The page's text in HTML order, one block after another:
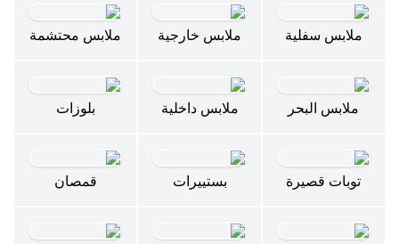
ملابس سفلية ملابس خارجية ملابس محتشمة
ملابس البحر ملابس داخلية بلوزات
توبات قصيرة بستييرات قمصان